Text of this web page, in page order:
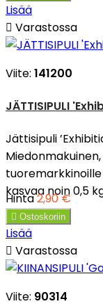
Lisää
 Varastossa
Viite: 141200
JÄTTISIPULI
Jättisipuli
kasvaa noin 0,5
Hinta2,90 €
 Ostoskoriin
Lisää
 Varastossa
Viite: 90314